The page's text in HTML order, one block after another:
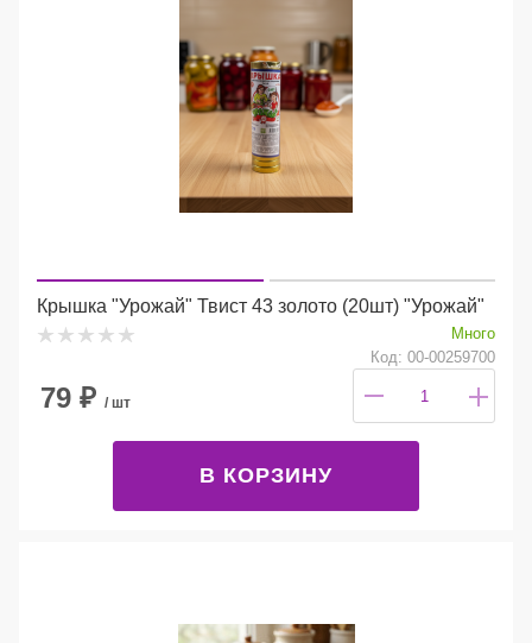
Крышка "Урожай" Твист 43 золото (20шт) "Урожай"
Много
Код: 00-00259700
79 ₽ / шт
В КОРЗИНУ